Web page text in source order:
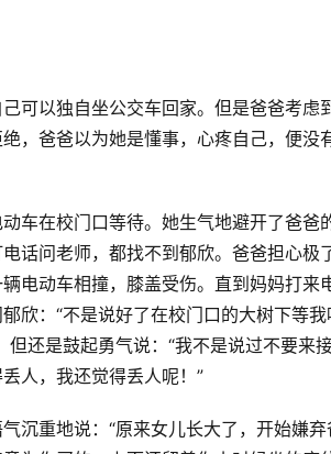
可以独自坐公交车回家。但是爸爸考虑
，爸爸以为她是懂事，心疼自己，便没
车在校门口等待。她生气地避开了爸爸
话问老师，都找不到郁欣。爸爸担心极
电动车相撞，膝盖受伤。直到妈妈打来
欣：“不是说好了在校门口的大树下等
还是鼓起勇气说：“我不是说过不要来
人，我还觉得丢人呢！”
沉重地说：“原来女儿长大了，开始嫌弃